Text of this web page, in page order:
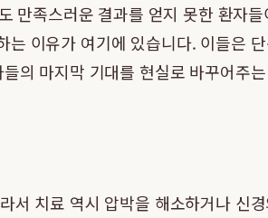
만족스러운 결과를 얻지 못한 환자
는 이유가 여기에 있습니다. 이들은
의 마지막 기대를 현실로 바꾸어주
치료 역시 압박을 해소하거나 신